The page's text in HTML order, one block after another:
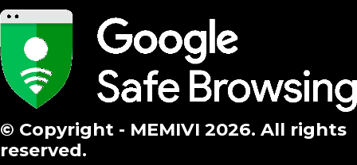
© Copyright - MEMIVI 2026. All rights
reserved.